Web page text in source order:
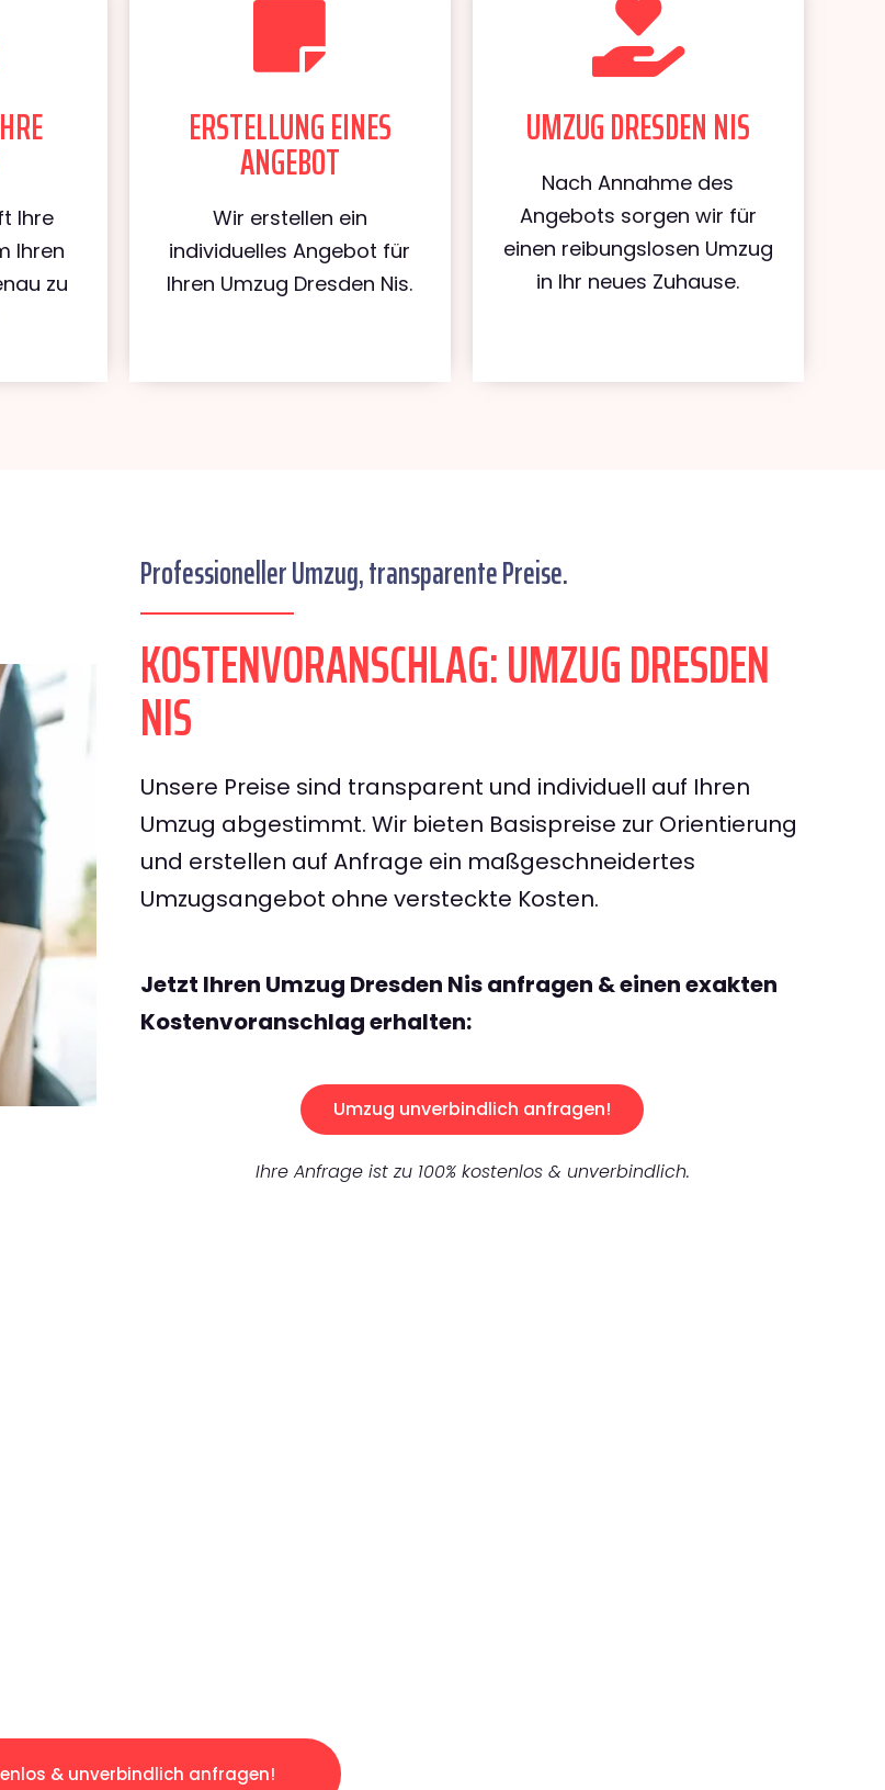
Ihre
Ihren
zu
ERSTELLUNG EINES
ANGEBOT
Wir erstellen ein
individuelles Angebot für
Ihren Umzug Dresden Nis.
UMZUG DRESDEN NIS
Nach Annahme des
Angebots sorgen wir für
einen reibungslosen Umzug
in Ihr neues Zuhause.
Professioneller Umzug, transparente Preise.
KOSTENVORANSCHLAG: UMZUG DRESDEN
NIS
Unsere Preise sind transparent und individuell auf Ihren
Umzug abgestimmt. Wir bieten Basispreise zur Orientierung
und erstellen auf Anfrage ein maßgeschneidertes
Umzugsangebot ohne versteckte Kosten.
Jetzt Ihren Umzug Dresden Nis anfragen & einen exakten
Kostenvoranschlag erhalten:
Umzug unverbindlich anfragen!
Ihre Anfrage ist zu 100% kostenlos & unverbindlich.
& unverbindlich anfragen!